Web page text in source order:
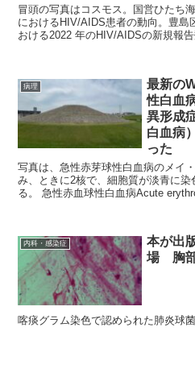
冒頭の写真はコスモス。国営ひたち海
におけるHIV/AIDS患者の動向。豊島区
おける2022 年のHIV/AIDSの新規報
病理
最新の
性白血
異形成
白血病
った
写真は、急性赤芽球性白血病のメイ
み、ときに2核で、細胞質が淡青に
る。 急性赤血球性白血病Acute
内科・感染症
本が出
場 胸部
喀痰グラム染色で認められた肺炎球菌